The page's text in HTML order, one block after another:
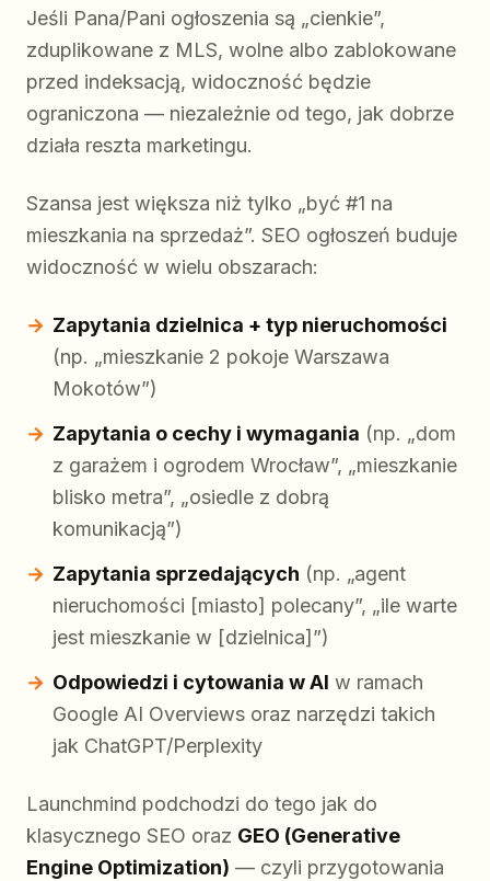
Jeśli Pana/Pani ogłoszenia są „cienkie”,
zduplikowane z MLS, wolne albo zablokowane
przed indeksacją, widoczność będzie
ograniczona — niezależnie od tego, jak dobrze
działa reszta marketingu.
Szansa jest większa niż tylko „być #1 na
mieszkania na sprzedaż”. SEO ogłoszeń buduje
widoczność w wielu obszarach:
Zapytania dzielnica + typ nieruchomości
(np. „mieszkanie 2 pokoje Warszawa
Mokotów”)
Zapytania o cechy i wymagania (np. „dom
z garażem i ogrodem Wrocław”, „mieszkanie
blisko metra”, „osiedle z dobrą
komunikacją”)
Zapytania sprzedających (np. „agent
nieruchomości [miasto] polecany”, „ile warte
jest mieszkanie w [dzielnica]”)
Odpowiedzi i cytowania w AI w ramach
Google AI Overviews oraz narzędzi takich
jak ChatGPT/Perplexity
Launchmind podchodzi do tego jak do
klasycznego SEO oraz GEO (Generative
Engine Optimization) — czyli przygotowania